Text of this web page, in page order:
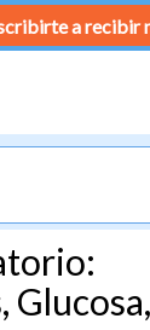
a recibir